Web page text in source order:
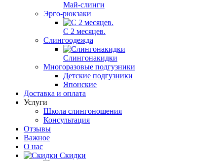
Май-слинги
Эрго-рюкзаки
С 2 месяцев.
Слингоодежда
Слингонакидки
Многоразовые подгузники
Детские подгузники
Японские
Доставка и оплата
Услуги
Школа слингоношения
Консультация
Отзывы
Важное
О нас
Скидки